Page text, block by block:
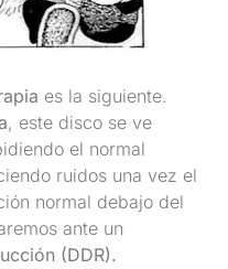
es la siguiente.
, este disco se ve
el normal
ruidos una vez el
normal debajo del
ante un
(DDR).